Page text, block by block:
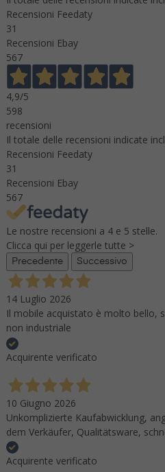
Recensioni Feedaty
31
Recensioni Ebay
567
4,9/5
598
recensioni
Il totale delle recensioni indicate
Recensioni Feedaty
31
Recensioni Ebay
567
Le nostre recensioni a 4 e 5 stelle.
Clicca qui per leggerle tutte >
Precedente Successivo
14 Luglio 2026
Il mobile acquistato è molto bello,
non industriale
Acquirente verificato
10 Giugno 2026
Unkomplizierte Kaufabwicklung,
dem Verkäufer, Qualitätsware,
Acquirente verificato